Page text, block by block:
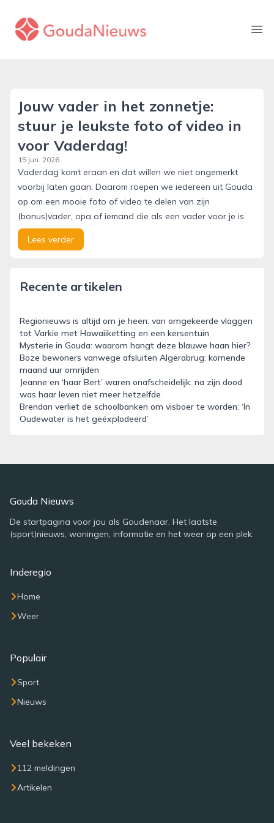
gouda-nieuws.nl
Jouw vader in het zonnetje:
stuur je leukste foto of video in
voor Vaderdag!
15 jun. 2026
Vaderdag komt eraan en dat willen we niet ongemerkt
voorbij laten gaan. Daarom roepen we iedereen uit Gouda
op om een mooie foto of video te delen van zijn
(bonus)vader, opa of iemand die als een vader voor je is.
Lees verder
Recente artikelen
Regionieuws is altijd om je heen: van omgekeerde vlaggen
tot Varkie met Hawaiiketting en een kersentuin
Mysterie in Gouda: waarom hangt deze blauwe haan hier?
Boze bewoners vanwege afsluiten Algerabrug: komende
maand uur omrijden
Jeanne en ‘haar Bert’ waren onafscheidelijk: na zijn dood
was haar leven niet meer hetzelfde
Brendan verliet de schoolbanken om visboer te worden: ‘In
Oudewater is het geëxplodeerd’
Gouda Nieuws
De startpagina voor jou als Goudenaar. Het laatste
(sport)nieuws, woningen, informatie en het weer op een plek.
Inderegio
Home
Weer
Populair
Sport
Nieuws
Veel bekeken
112 meldingen
Artikelen